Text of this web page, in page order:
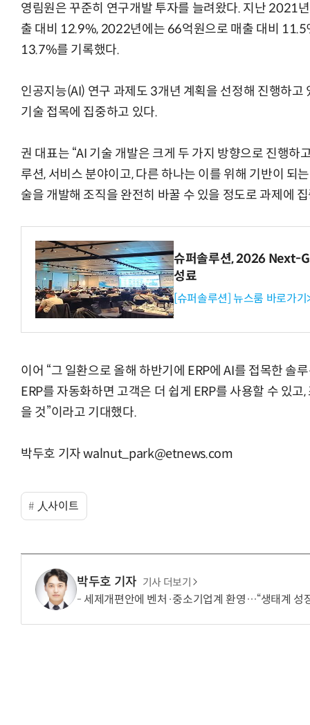
영림원은 꾸준히 연구개발 투자를 늘려왔다. 지난 2021
출 대비 12.9%, 2022년에는 66억원으로 매출 대비
13.7%를 기록했다.
인공지능(AI) 연구 과제도 3개년 계획을 선정해 진행하고
기술 접목에 집중하고 있다.
권 대표는 “AI 기술 개발은 크게 두 가지 방향으로 진행하
루션, 서비스 분야이고, 다른 하나는 이를 위해 기반이 되
술을 개발해 조직을 완전히 바꿀 수 있을 정도로 과제에
슈퍼솔루션, 2026 Next-
성료
[슈퍼솔루션] 뉴스룸 바로가기
이어 “그 일환으로 올해 하반기에 ERP에 AI를 접목한 솔
ERP를 자동화하면 고객은 더 쉽게 ERP를 사용할 수 있
을 것”이라고 기대했다.
박두호 기자 walnut_park@etnews.com
人사이트
박두호 기자 기사 더보기
세제개편안에 벤처·중소기업계 환영…“생태계 성
“계속 쫓아왔다”…도망치